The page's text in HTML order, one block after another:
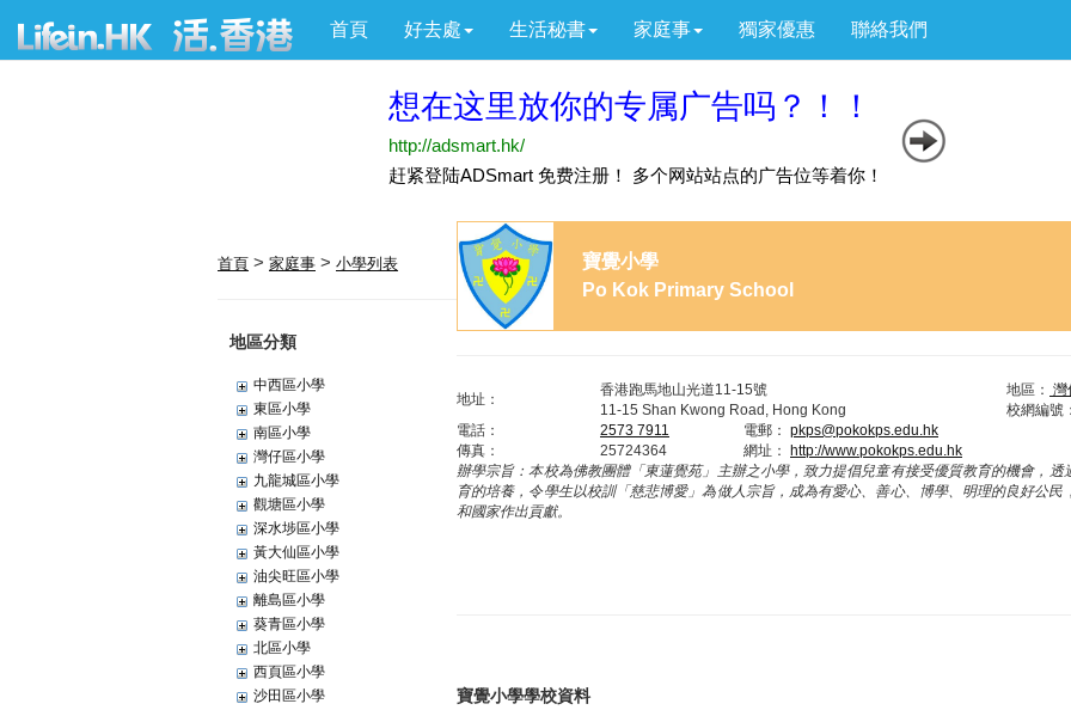
首頁 好去處 生活秘書 家庭事 獨家優惠 聯絡我們
首頁 > 家庭事 > 小學列表
地區分類
中西區小學
東區小學
南區小學
灣仔區小學
九龍城區小學
觀塘區小學
深水埗區小學
黃大仙區小學
油尖旺區小學
離島區小學
葵青區小學
北區小學
西頁區小學
沙田區小學
寶覺小學
Po Kok Primary School
地址：
香港跑馬地山光道11-15號
11-15 Shan Kwong Road, Hong Kong
地區： 灣
校網編號：
電話：
2573 7911 電郵： pkps@pokokps.edu.hk
傳真：
25724364 網址：
http://www.pokokps.edu.hk
辦學宗旨：本校為佛教團體「東蓮覺苑」主辦之小學，致力提倡兒童有接受優質教育的機會，透
育的培養，令學生以校訓「慈悲博愛」為做人宗旨，成為有愛心、善心、博學、明理的良好公民
和國家作出貢獻。
寶覺小學學校資料